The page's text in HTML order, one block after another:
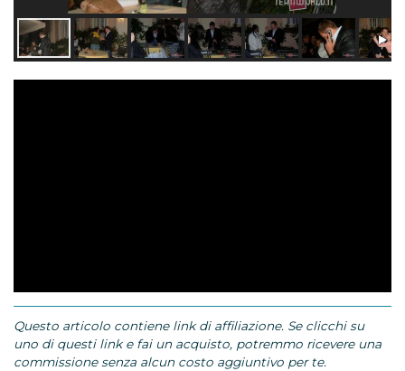
Questo articolo contiene link di affiliazione. Se clicchi su
uno di questi link e fai un acquisto, potremmo ricevere una
commissione senza alcun costo aggiuntivo per te.